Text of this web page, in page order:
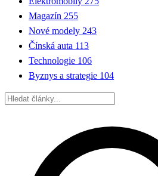
Magazín 255
Nové modely 243
Čínská auta 113
Technologie 106
Byznys a strategie 104
Hledat: